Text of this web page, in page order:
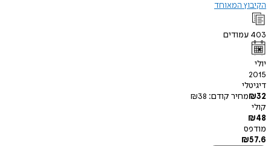
הקיבוץ המאוחד
403 עמודים
יולי
2015
דיגיטלי
₪32 מחיר קודם: ₪38
קולי
₪48
מודפס
₪57.6